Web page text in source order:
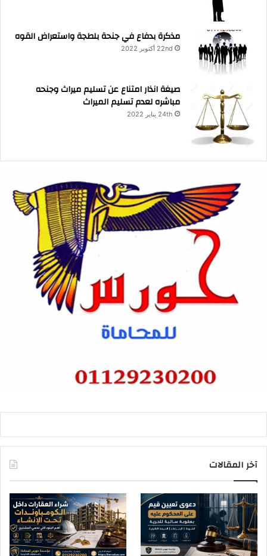
مذكرة بدفاع في جنحة بلطجة واستعراض القوه
22nd أكتوبر 2022
صيغة انذار امتناع عن تسليم ميراث وجنحه
مباشره لعدم تسليم الميراث
24th يناير 2022
آخر المقالات